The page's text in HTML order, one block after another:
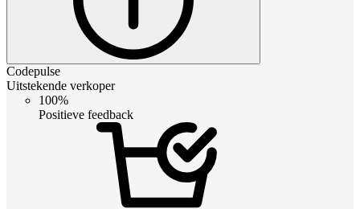
Codepulse
Uitstekende verkoper
100%
Positieve feedback